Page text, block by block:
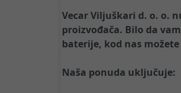
Vecar Viljuškari d. o. o.
proizvođača. Bilo da
baterije, kod nas
Naša ponuda uključuje: